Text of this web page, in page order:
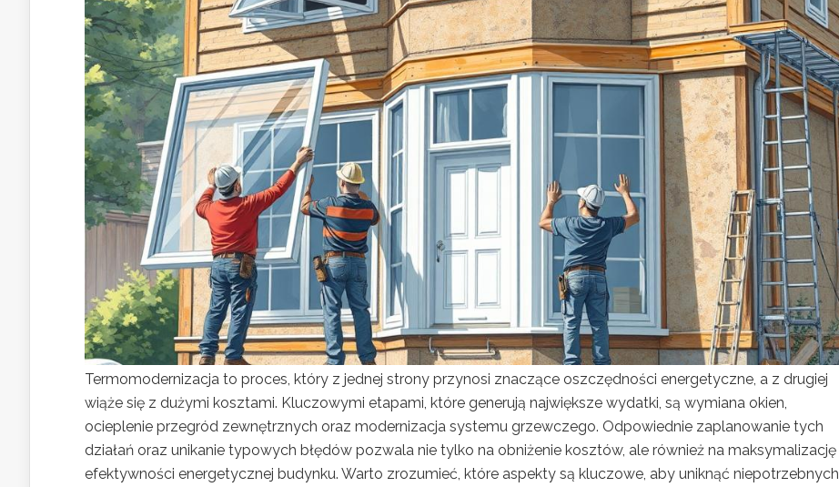
Termomodernizacja to proces, który z jednej strony przynosi znaczące oszczędności energetyczne, a z drugiej
wiąże się z dużymi kosztami. Kluczowymi etapami, które generują największe wydatki, są wymiana okien,
ocieplenie przegród zewnętrznych oraz modernizacja systemu grzewczego. Odpowiednie zaplanowanie tych
działań oraz unikanie typowych błędów pozwala nie tylko na obniżenie kosztów, ale również na maksymalizację
efektywności energetycznej budynku. Warto zrozumieć, które aspekty są kluczowe, aby uniknąć niepotrzebnych